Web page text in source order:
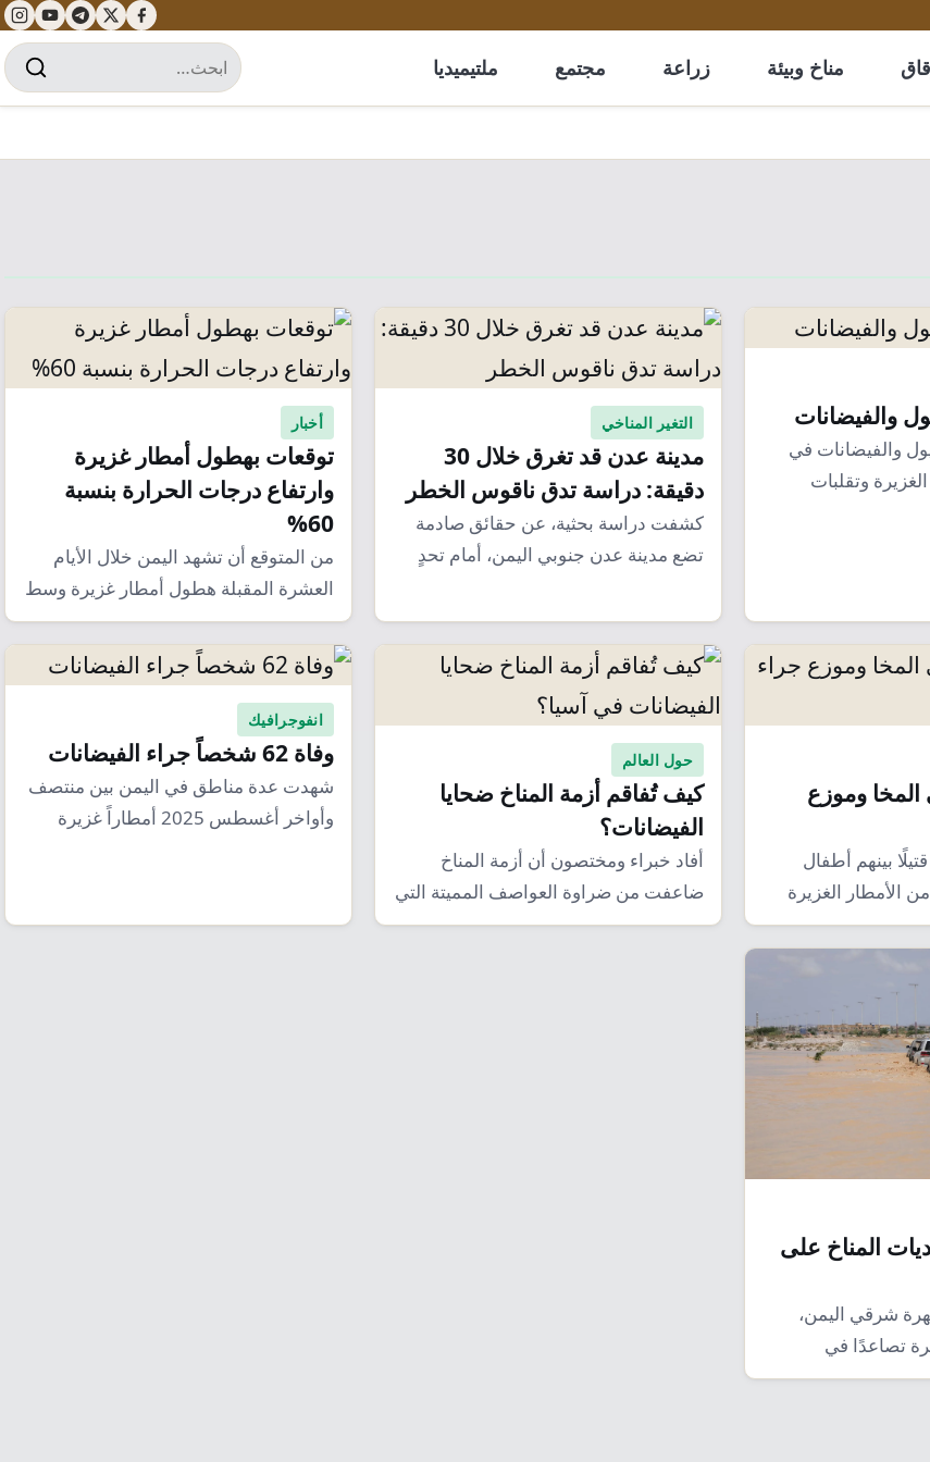
مناخ وبيئة زراعة مجتمع ملتيميديا
والفيضانات
والفيضانات في
وتقلبات
التغير المناخي
مدينة عدن قد تغرق خلال 30
دقيقة: دراسة تدق ناقوس الخطر
كشفت دراسة بحثية، عن حقائق صادمة
تضع مدينة عدن جنوبي اليمن، أمام تحدٍ
أخبار
توقعات بهطول أمطار غزيرة
وارتفاع درجات الحرارة بنسبة
60%
من المتوقع أن تشهد اليمن خلال الأيام
العشرة المقبلة هطول أمطار غزيرة وسط
تحذيرات…
في المخا وموزع
حصدت السيول 17 قتيلًا بينهم أطفال
الأمطار الغزيرة
حول العالم
كيف تُفاقم أزمة المناخ ضحايا
الفيضانات؟
أفاد خبراء ومختصون أن أزمة المناخ
ضاعفت من ضراوة العواصف المميتة التي
أودت بحياة…
انفوجرافيك
وفاة 62 شخصاً جراء الفيضانات
شهدت عدة مناطق في اليمن بين منتصف
وأواخر أغسطس 2025 أمطاراً غزيرة
المناخ على
شرقي اليمن،
تصاعدًا في
كان…